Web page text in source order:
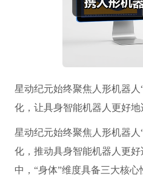
星动纪元始终聚焦人形机器人
化，让具身智能机器人更好地
星动纪元始终聚焦人形机器人
化，推动具身智能机器人更
中，“身体”维度具备三大核心